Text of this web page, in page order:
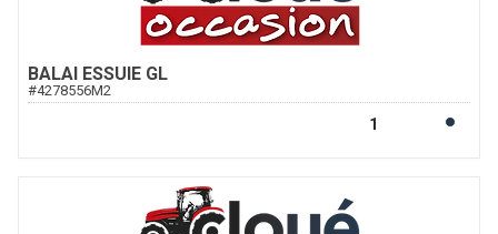
BALAI ESSUIE GL
#4278556M2